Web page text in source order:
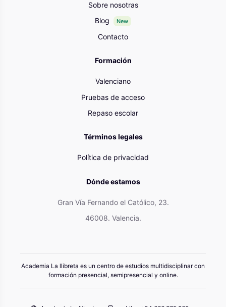
Sobre nosotras
Blog
New
Contacto
Formación
Valenciano
Pruebas de acceso
Repaso escolar
Términos legales
Política de privacidad
Dónde estamos
Gran Vía Fernando el Católico, 23.
46008. Valencia.
Academia La llibreta es un centro de estudios multidisciplinar con
formación presencial, semipresencial y online.